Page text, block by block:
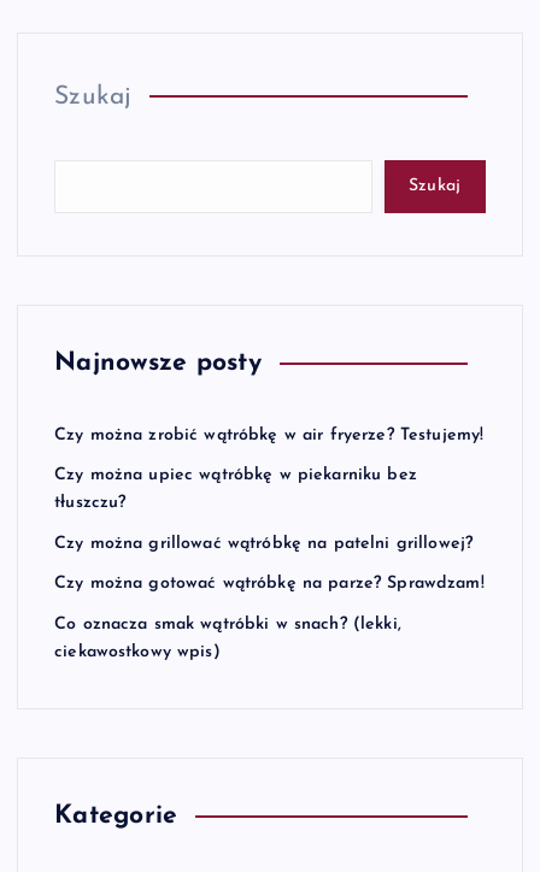
Szukaj
Szukaj
Najnowsze posty
Czy można zrobić wątróbkę w air fryerze? Testujemy!
Czy można upiec wątróbkę w piekarniku bez
tłuszczu?
Czy można grillować wątróbkę na patelni grillowej?
Czy można gotować wątróbkę na parze? Sprawdzam!
Co oznacza smak wątróbki w snach? (lekki,
ciekawostkowy wpis)
Kategorie